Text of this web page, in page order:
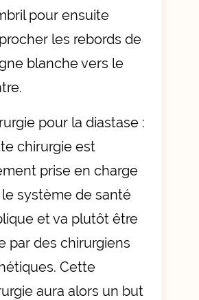
pour ensuite
les rebords de
blanche vers le
pour la diastase :
chirurgie est
prise en charge
le système de santé
et va plutôt être
par des chirurgiens
Cette
aura alors un but